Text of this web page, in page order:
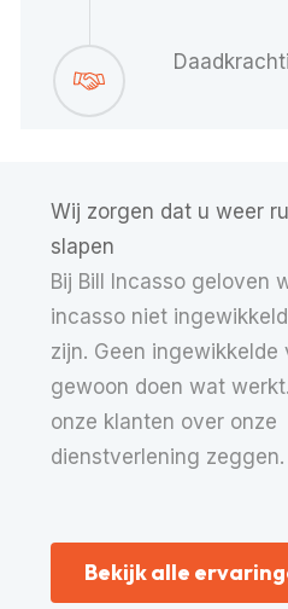
Wij zorgen dat u weer
slapen
Bij Bill Incasso geloven
incasso niet
zijn. Geen ingewikkelde
gewoon doen wat
onze klanten over onze
dienstverlening zeggen.
Bekijk alle